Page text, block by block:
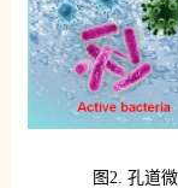
图2. 孔道